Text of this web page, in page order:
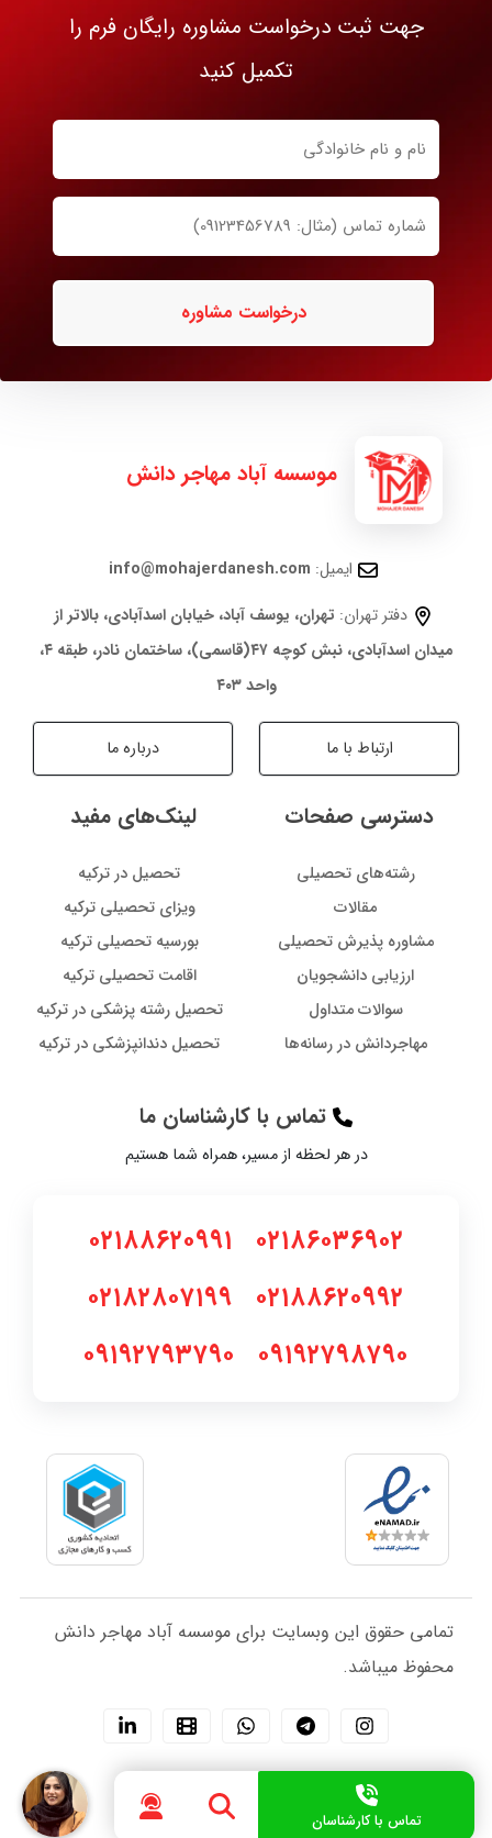
تماس با کارشناسان
جهت ثبت درخواست مشاوره رایگان فرم را
تکمیل کنید
نام
نام
خانوادگی
ضروری
شماره
تماس
ضروری
موسسه آباد مهاجر دانش
ایمیل: info@mohajerdanesh.com
دفتر تهران: تهران، یوسف آباد، خیابان اسدآبادی، بالاتر از
میدان اسدآبادی، نبش کوچه ۴۷(قاسمی)، ساختمان نادر، طبقه ۴،
واحد ۴۰۳
ارتباط با ما درباره ما
دسترسی صفحات
رشته‌های تحصیلی
مقالات
مشاوره پذیرش تحصیلی
ارزیابی دانشجویان
سوالات متداول
مهاجردانش در رسانه‌ها
لینک‌های مفید
تحصیل در ترکیه
ویزای تحصیلی ترکیه
بورسیه تحصیلی ترکیه
اقامت تحصیلی ترکیه
تحصیل رشته پزشکی در ترکیه
تحصیل دندانپزشکی در ترکیه
تماس با کارشناسان ما
در هر لحظه از مسیر، همراه شما هستیم
۰۲۱۸۶۰۳۶۹۰۲
۰۲۱۸۸۶۲۰۹۹۱
۰۲۱۸۸۶۲۰۹۹۲
۰۲۱۸۲۸۰۷۱۹۹
۰۹۱۹۲۷۹۸۷۹۰
۰۹۱۹۲۷۹۳۷۹۰
تمامی حقوق این وبسایت برای موسسه آباد مهاجر دانش
محفوظ میباشد.